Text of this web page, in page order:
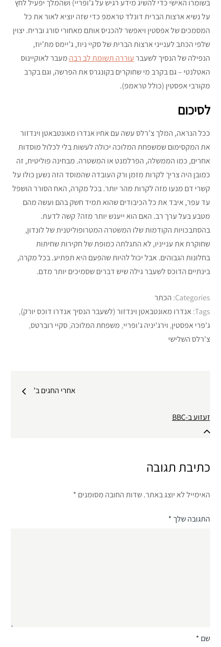
בשומרו האישי כדי להשיג מידע רגיש על ג’ופריי) ושהמלך יפעיל לחץ
על נשיא ארצות הברית דונלד טראמפ כדי שזה יוציא לאור את כל
המסמכים של אפסטין ויאפשר להכניס אותם מאחורי סורג ובריח. יצוין
שלפי הכתב לענייני ארצות הברית של סקיי ניוז, ג’יימס מת’יוז,
הנפילה של הנסיך לשעברעוררה תשומת לב רבה מעבר לאוקיינוס
האטלנטי – גם בקרב מי שחוקרים בקונגרס את הפרשה, וגם בקרב
מקורבי אפסטין (כולל טראמפ).
לסיכום
ככל הנראה, המלך צ’רלס עשה עם אחיו אנדרו מאונטבאטן וינדזור
את המקסימום שמשפחת המלוכה יכולה לעשות בלי לכלול מוסדות
אחרים, כמו הממשלה, הפרלמנט או המשטרה. מבחינה פוליטית, זה
כמובן היה צריך לקרות מזמן ורק העובדה שהמוסד הזה נשען כולו על
קשרי דם מנעו מזה לקרות מהר יותר. בכל מקרה, האח הסורר הושפל
עד עפר, איבד את כל הכיבודים שהוא תמיד חשק בהם ועשה מהם
מטבע בעל ערך רב. האם הוא ייענש יותר מזה? קשה לדעת.
בהסתבכויות הקודמות שלו המשטרה המטרופוליטנית של לונדון,
שחוקרת את ענייניו, לא התגלתה כמופת של חקירות שחיתות
בחלונות הגבוהים. אבל יכול להיות שהפעם היא תפתיע. בכל מקרה,
בינתיים הדוכס לשעבר גילה שיש דברים שסמיכים יותר מדם.
Categories: הכתר
Tags: אנדרו מאונטבאטן וינדזור (לשעבר הנסיך אנדרו דוכס יורק),
ג'פרי אפסטין, וירג'יניה ג'ופריי, משפחת המלוכה,סקיי רוברטס,
צ'רלס השלישי
אחרי החגים ב’
זעזוע ב-BBC
כתיבת תגובה
האימייל לא יוצג באתר. שדות החובה מסומנים *
התגובה שלך*
שם *